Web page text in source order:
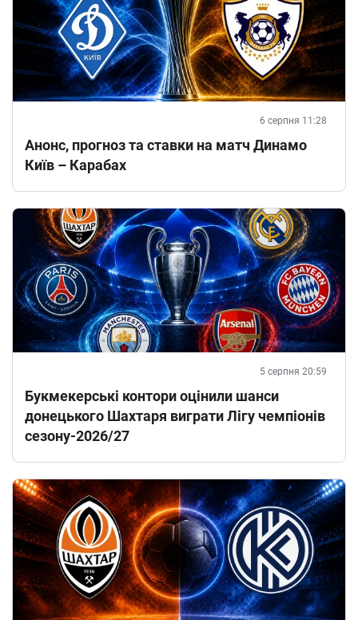
6 серпня 11:28
Анонс, прогноз та ставки на матч Динамо
Київ – Карабах
5 серпня 20:59
Букмекерські контори оцінили шанси
донецького Шахтаря виграти Лігу чемпіонів
сезону-2026/27